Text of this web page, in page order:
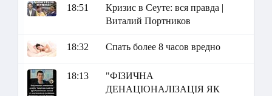
18:51
Кризис в Сеуте: вся правда |
Виталий Портников
18:32 Спать более 8 часов вредно
18:13
"ФІЗИЧНА
ДЕНАЦІОНАЛІЗАЦІЯ ЯК